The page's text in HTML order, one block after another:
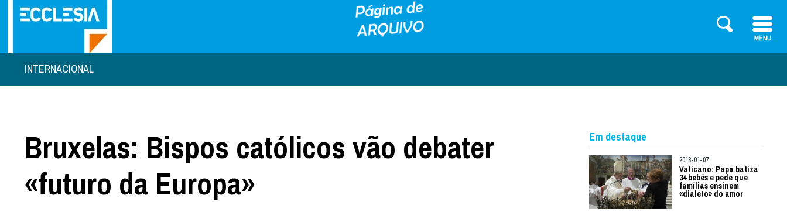
INTERNACIONAL
Bruxelas: Bispos católicos vão debater
«futuro da Europa»
Em destaque
2018-01-07
Vaticano: Papa batiza
34 bebés e pede que
famílias ensinem
«dialeto» do amor